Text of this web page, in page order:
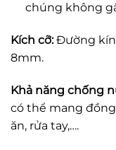
chúng không
Kích cỡ:Đường
8mm.
Khả năng chống
có thể mang
ăn, rửa tay,….